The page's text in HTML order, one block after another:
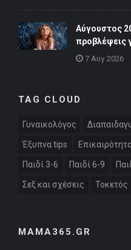
Αύγουστος
προβλέψεις
7 Αυγ 2026
TAG CLOUD
Γυναικολόγος
Έξυπνα tips
Παιδί 3-6 Παιδί 6-9
Σεξ και σχέσεις Τοκετός
MAMA365.GR